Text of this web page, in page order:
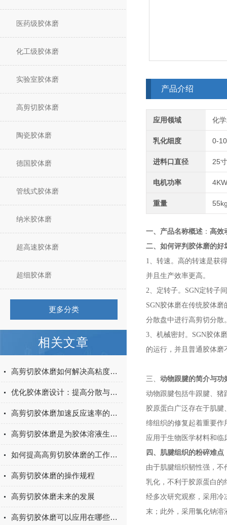
医药级胶体磨
化工级胶体磨
实验室胶体磨
高剪切胶体磨
陶瓷胶体磨
德国胶体磨
管线式胶体磨
纳米胶体磨
超高速胶体磨
超细胶体磨
更多分类
相关文章
高剪切胶体磨如何解决高粘度物料的分散难题
优化胶体磨设计：提高分散与均质效果的研究
高剪切胶体磨加速反应速率的秘密
高剪切胶体磨是为胶体溶液生产所设计的
如何提高高剪切胶体磨的工作效率
高剪切胶体磨的操作规程
高剪切胶体磨未来的发展
高剪切胶体磨可以应用在哪些方面
产品介绍
应用领域 化
乳化细度 0-
进料口直径 25
电机功率
重量
一、产品名称概述 ： 高效
二、 如何评判胶体磨的好
1、转速。高的转速是获
并且生产效率更高。
2、定转子。SGN定转子
SGN胶体磨在传统胶体磨
分散盘中进行高剪切分散
3、机械密封。SGN胶体
的运行，并且普通胶体
三、 动物跟腱的简介与功
动物跟腱包括牛跟腱、猪
胶原蛋白广泛存在于肌
缔组织的修复起着重要作
应用于生物医学材料和临
四、 肌腱组织的粉碎难点
由于肌腱组织韧性强，
乳化，不利于胶原蛋白的
经多次研究观察，采用冷
末；此外，采用氯化钠溶